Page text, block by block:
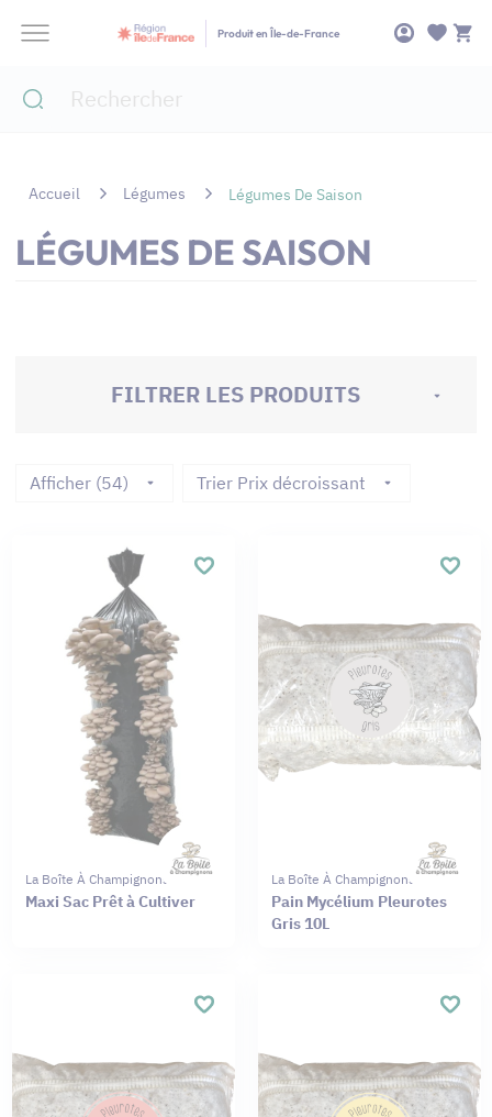
Produit en Île-de-France
Accueil Légumes Légumes De Saison
LÉGUMES DE SAISON
FILTRER LES PRODUITS
Afficher (54) Trier Prix décroissant
La Boîte À Champignons
Maxi Sac Prêt à Cultiver
La Boîte À Champignons
Pain Mycélium Pleurotes
Gris 10L